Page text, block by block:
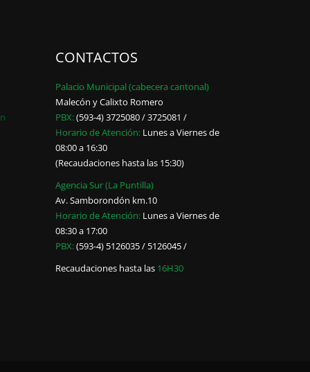
CONTACTOS
Palacio Municipal (cabecera cantonal)
Malecón y Calixto Romero
PBX:(593-4) 3725080 / 3725081 /
Horario de Atención:Lunes a Viernes de
08:00 a 16:30
(Recaudaciones hasta las 15:30)
Agencia Sur (La Puntilla)
Av. Samborondón km.10
Horario de Atención:Lunes a Viernes de
08:30 a 17:00
PBX:(593-4) 5126035 / 5126045 /
Recaudaciones hasta las 16H30